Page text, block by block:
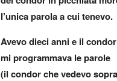
l’unica parola a cui tenevo.
Avevo dieci anni e il condor
mi programmava le parole
(il condor che vedevo